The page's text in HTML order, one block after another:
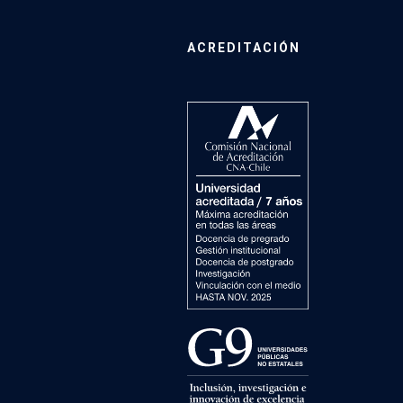
ACREDITACIÓN